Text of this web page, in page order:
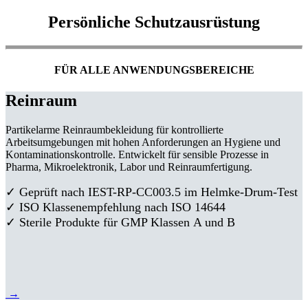
Persönliche Schutzausrüstung
FÜR ALLE ANWENDUNGSBEREICHE
Reinraum
Partikelarme Reinraumbekleidung für kontrollierte
Arbeitsumgebungen mit hohen Anforderungen an Hygiene und
Kontaminationskontrolle. Entwickelt für sensible Prozesse in
Pharma, Mikroelektronik, Labor und Reinraumfertigung.
✓ Geprüft nach IEST-RP-CC003.5 im Helmke-Drum-Test
✓ ISO Klassenempfehlung nach ISO 14644
✓ Sterile Produkte für GMP Klassen A und B
→